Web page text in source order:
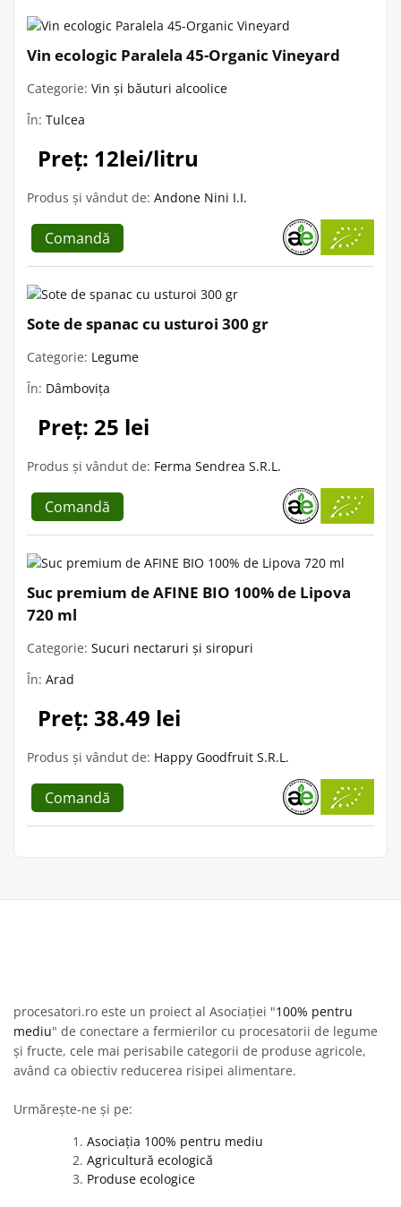
Vin ecologic Paralela 45-Organic Vineyard
Categorie: Vin și băuturi alcoolice
În: Tulcea
Preț: 12lei/litru
Produs și vândut de: Andone Nini I.I.
Comandă
Sote de spanac cu usturoi 300 gr
Categorie: Legume
În: Dâmbovița
Preț: 25 lei
Produs și vândut de: Ferma Sendrea S.R.L.
Comandă
Suc premium de AFINE BIO 100% de Lipova
720 ml
Categorie: Sucuri nectaruri și siropuri
În: Arad
Preț: 38.49 lei
Produs și vândut de: Happy Goodfruit S.R.L.
Comandă
procesatori.ro este un proiect al Asociației "100% pentru
mediu" de conectare a fermierilor cu procesatorii de legume
și fructe, cele mai perisabile categorii de produse agricole,
având ca obiectiv reducerea risipei alimentare.
Urmărește-ne și pe:
Asociația 100% pentru mediu
Agricultură ecologică
Produse ecologice